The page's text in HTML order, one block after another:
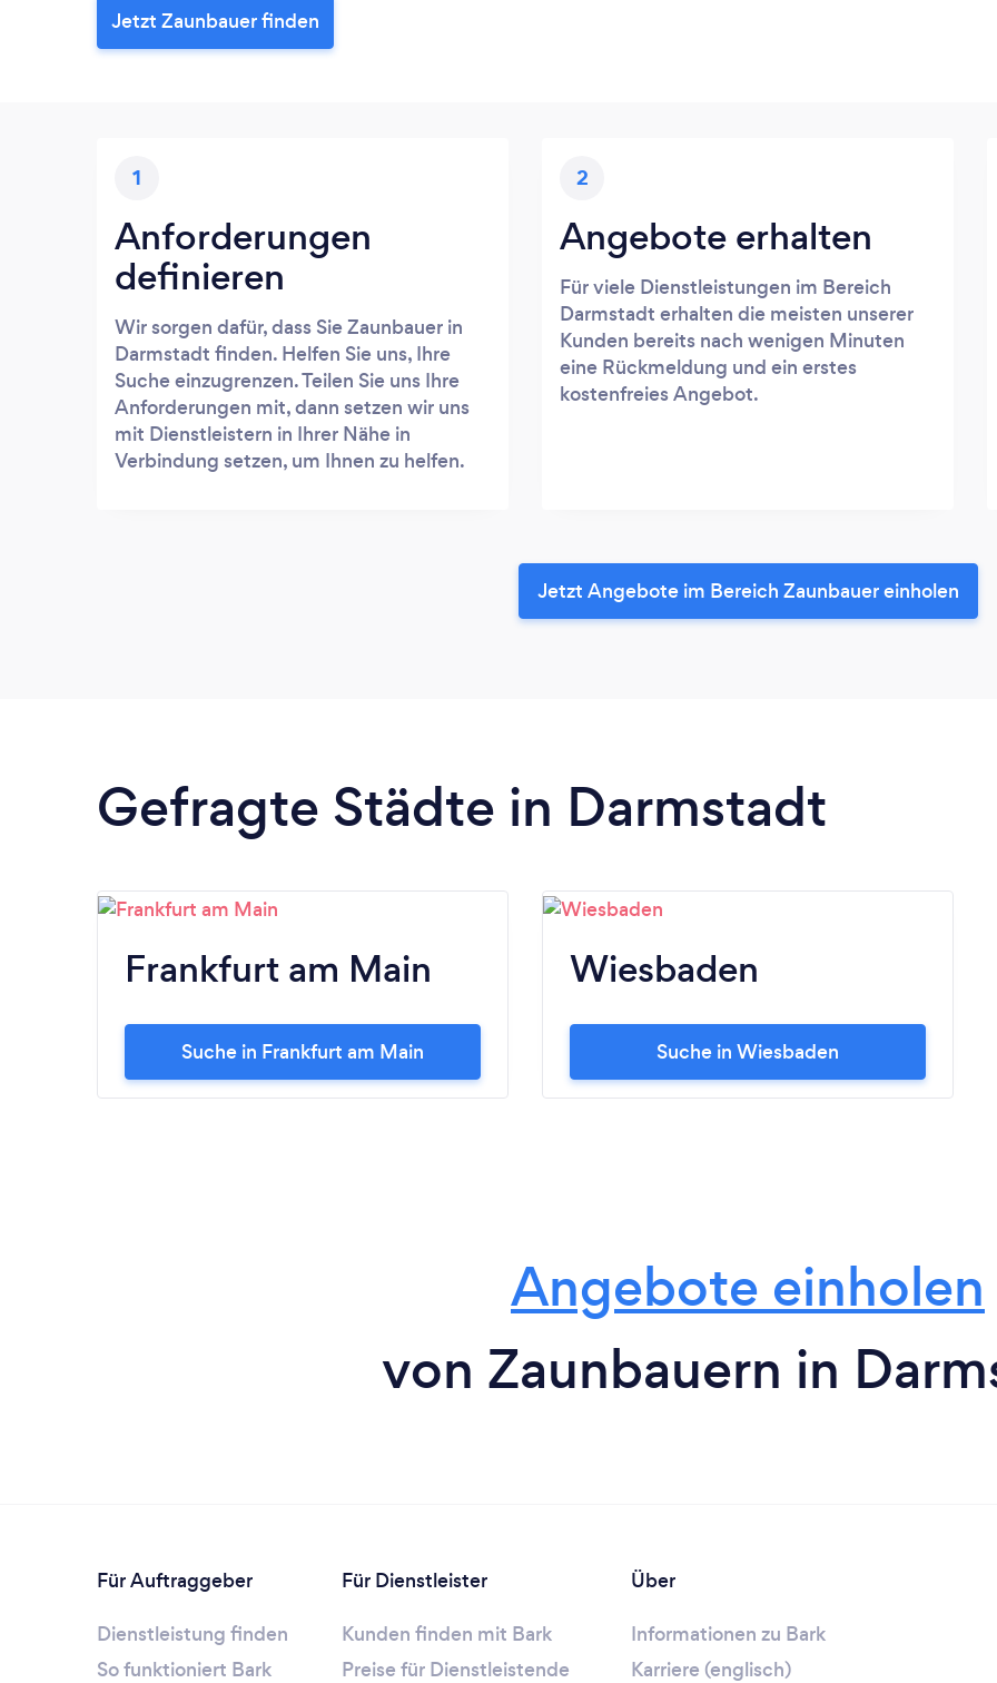
Jetzt Zaunbauer finden
1
Anforderungen
definieren
Wir sorgen dafür, dass Sie Zaunbauer in
Darmstadt finden. Helfen Sie uns, Ihre
Suche einzugrenzen. Teilen Sie uns Ihre
Anforderungen mit, dann setzen wir uns
mit Dienstleistern in Ihrer Nähe in
Verbindung setzen, um Ihnen zu helfen.
2
Angebote erhalten
Für viele Dienstleistungen im Bereich
Darmstadt erhalten die meisten unserer
Kunden bereits nach wenigen Minuten
eine Rückmeldung und ein erstes
kostenfreies Angebot.
Jetzt Angebote im Bereich Zaunbauer einholen
Gefragte Städte in Darmstadt
Frankfurt am Main
Suche in Frankfurt am Main
Wiesbaden
Suche in Wiesbaden
Angebote einholen
von Zaunbauern in
Für Auftraggeber
Dienstleistung finden
So funktioniert Bark
Für Dienstleister
Kunden finden mit Bark
Preise für Dienstleistende
Über
Informationen zu Bark
Karriere (englisch)